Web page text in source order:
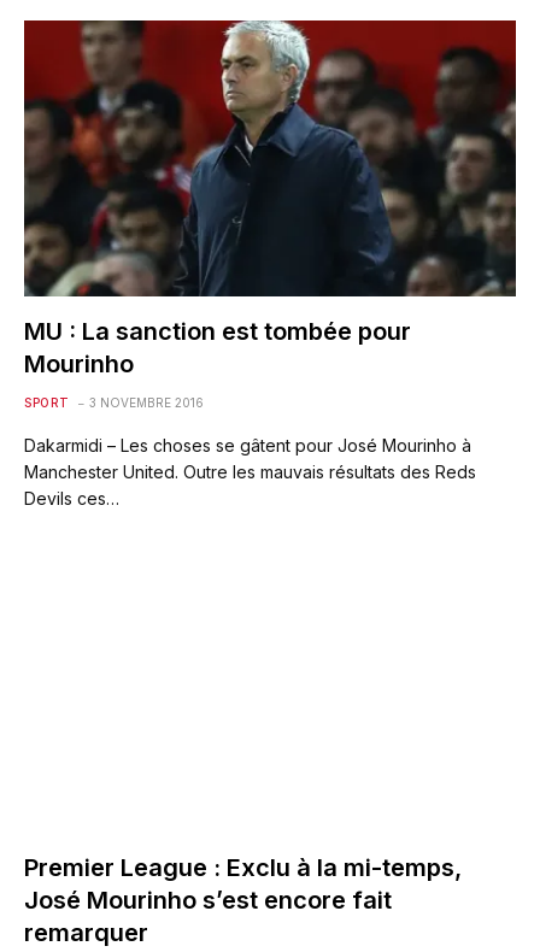
MU : La sanction est tombée pour
Mourinho
SPORT 3 NOVEMBRE 2016
Dakarmidi – Les choses se gâtent pour José Mourinho à
Manchester United. Outre les mauvais résultats des Reds
Devils ces…
Premier League : Exclu à la mi-temps,
José Mourinho s’est encore fait
remarquer